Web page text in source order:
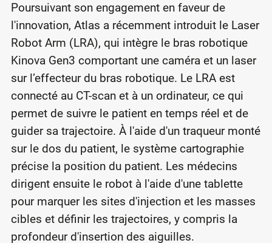
Poursuivant son engagement en faveur de
l'innovation, Atlas a récemment introduit le Laser
Robot Arm (LRA), qui intègre le bras robotique
Kinova Gen3 comportant une caméra et un laser
sur l’effecteur du bras robotique. Le LRA est
connecté au CT-scan et à un ordinateur, ce qui
permet de suivre le patient en temps réel et de
guider sa trajectoire. À l'aide d'un traqueur monté
sur le dos du patient, le système cartographie
précise la position du patient. Les médecins
dirigent ensuite le robot à l'aide d'une tablette
pour marquer les sites d'injection et les masses
cibles et définir les trajectoires, y compris la
profondeur d'insertion des aiguilles.